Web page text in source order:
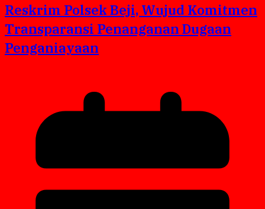
Reskrim Polsek Beji, Wujud Komitmen
Transparansi Penanganan Dugaan
Penganiayaan